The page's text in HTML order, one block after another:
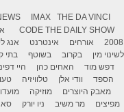
IMAX
THE DA VINCI
CODE THE DAILY SHOW
2008
אורחים אינטרנט אנג לי
לשינוי מין
בקרוב בשוטף בתי
דפש מוד
האחים כהן היי
הספד
וודי אלן טלוויזיה
מאבק היוצרים
מוזיקה
מפיצים
מר משיב ניו יורק